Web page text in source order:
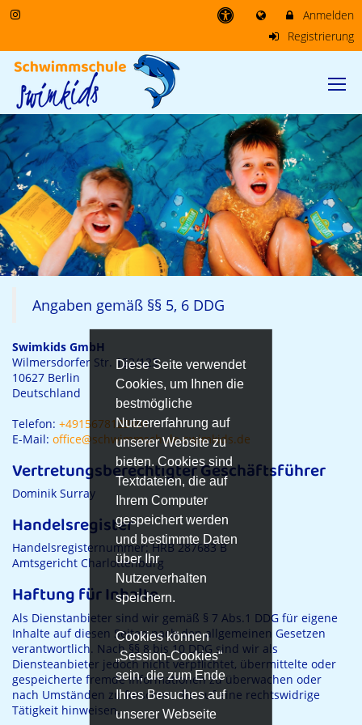
Diese Seite verwendet
Cookies, um Ihnen die
bestmögliche
Nutzererfahrung auf
unserer Website zu
bieten. Cookies sind
Textdateien, die auf
Ihrem Computer
gespeichert werden
und bestimmte Daten
über Ihr
Nutzerverhalten
speichern.
Cookies können
„Session-Cookies“
sein, die zum Ende
Ihres Besuches auf
unserer Webseite
Anmelden
Registrierung
Angaben gemäß §§ 5, 6 DDG
Swimkids GmbH
Wilmersdorfer Str. 122/123
10627 Berlin
Deutschland
Telefon: +4915678123401
E-Mail: office@schwimmschule-swimkids.de
Vertretungsberechtigter Geschäftsführer
Dominik Surray
Handelsregister
Handelsregisternummer: HRB 287683 B
Amtsgericht Charlottenburg
Haftung für Inhalte
Als Dienstanbieter sind wir gemäß § 7 Abs.1 DDG für eigene
Inhalte auf diesen Seiten nach den allgemeinen Gesetzen
verantwortlich. Nach §§ 8 bis 10 DDG sind wir als
Diensteanbieter jedoch nicht verpflichtet, übermittelte oder
gespeicherte fremde Informationen zu überwachen oder
nach Umständen zu forschen, die auf eine rechtswidrige
Tätigkeit hinweisen.